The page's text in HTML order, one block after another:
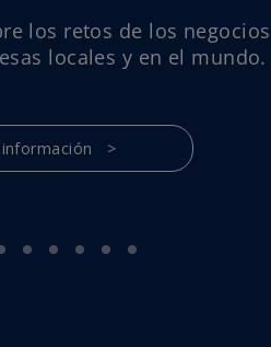
los retos de los
locales y en el mundo.
información >